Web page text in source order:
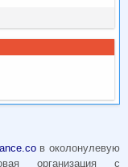
в околонулевую
организация с